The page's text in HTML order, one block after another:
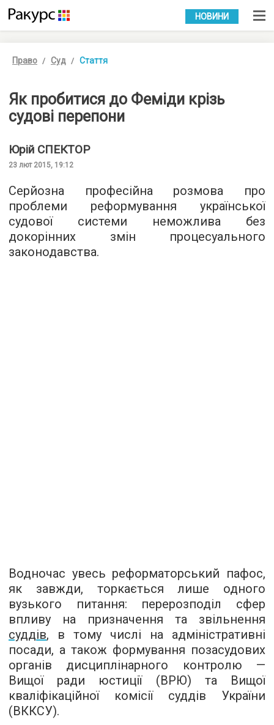
УКР РУС
НОВИНИ
Право Суд Стаття
Як пробитися до Феміди крізь
судові перепони
Юрій СПЕКТОР
23 лют 2015, 19:12
Серйозна професійна розмова про
проблеми реформування української
судової системи неможлива без
докорінних змін процесуального
законодавства.
Водночас увесь реформаторський пафос,
як завжди, торкається лише одного
вузького питання: перерозподіл сфер
впливу на призначення та звільнення
суддів, в тому числі на адміністративні
посади, а також формування позасудових
органів дисциплінарного контролю —
Вищої ради юстиції (ВРЮ) та Вищої
кваліфікаційної комісії суддів України
(ВККСУ).